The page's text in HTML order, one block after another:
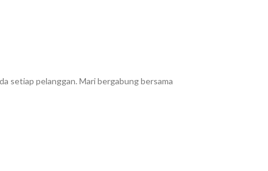
setiap pelanggan. Mari bergabung bersama